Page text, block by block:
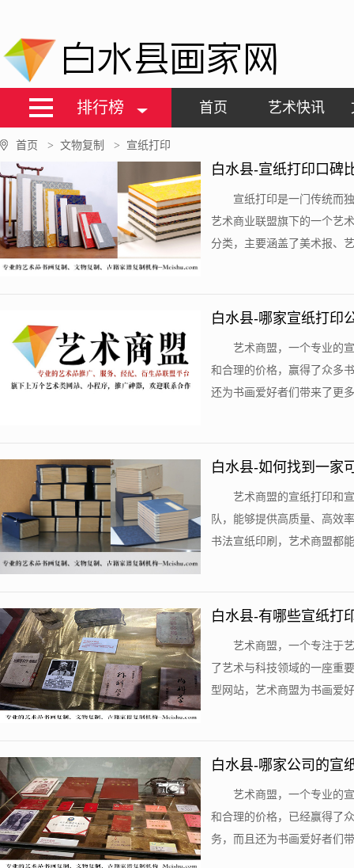
白水县画家网
排行榜 首页 艺术快讯
首页 > 文物复制 > 宣纸打印
白水县-宣纸打印口碑
宣纸打印是一门传统而
艺术商业联盟旗下的一个艺
分类，主要涵盖了美术报、
白水县-哪家宣纸打印
艺术商盟，一个专业的
和合理的价格，赢得了众多
还为书画爱好者们带来了更
白水县-如何找到一家
艺术商盟的宣纸打印和
队，能够提供高质量、高效
书法宣纸印刷，艺术商盟都
白水县-有哪些宣纸打
艺术商盟，一个专注于
了艺术与科技领域的一座重
型网站，艺术商盟为书画爱
白水县-哪家公司的宣
艺术商盟，一个专业的
和合理的价格，已经赢得了
务，而且还为书画爱好者们